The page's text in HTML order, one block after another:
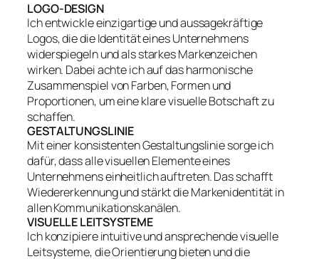
LOGO-DESIGN
Ich entwickle einzigartige und aussagekräftige
Logos, die die Identität eines Unternehmens
widerspiegeln und als starkes Markenzeichen
wirken. Dabei achte ich auf das harmonische
Zusammenspiel von Farben, Formen und
Proportionen, um eine klare visuelle Botschaft zu
schaffen.
GESTALTUNGSLINIE
Mit einer konsistenten Gestaltungslinie sorge ich
dafür, dass alle visuellen Elemente eines
Unternehmens einheitlich auftreten. Das schafft
Wiedererkennung und stärkt die Markenidentität in
allen Kommunikationskanälen.
VISUELLE LEITSYSTEME
Ich konzipiere intuitive und ansprechende visuelle
Leitsysteme, die Orientierung bieten und die